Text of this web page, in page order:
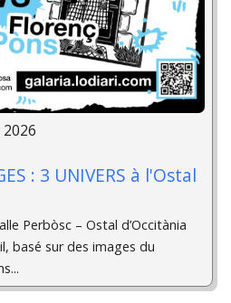
: 3 UNIVERS à l'Ostal
Perbòsc – Ostal d’Occitània
basé sur des images du